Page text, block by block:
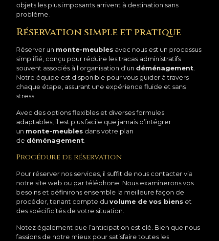
objets les plus imposants arrivent à destination sans
problème.
Réservation simple et pratique
Réserver un monte-meubles avec nous est un processus
simplifié, conçu pour réduire les tracas administratifs
souvent associés à l'organisation d'un déménagement
Notre équipe est disponible pour vous guider à travers
chaque étape, assurant une expérience fluide et sans
stress.
Avec des options flexibles et diverses formules
adaptables, il est plus facile que jamais d’intégrer
un monte-meubles dans votre plan
de déménagement
Procédure de réservation
Pour réserver nos services, il suffit de nous contacter via
notre site web ou par téléphone. Nous examinerons vos
besoins et définirons ensemble la meilleure façon de
procéder, tenant compte du volume de vos biens et
des spécificités de votre situation.
Notez également que l’anticipation est clé. Bien que nous
fassions de notre mieux pour satisfaire toutes les